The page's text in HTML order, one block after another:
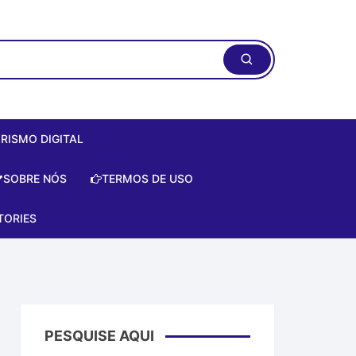
DIGITAL
Digital:
SOBRE NÓS TERMOS DE USO
PESQUISE AQUI